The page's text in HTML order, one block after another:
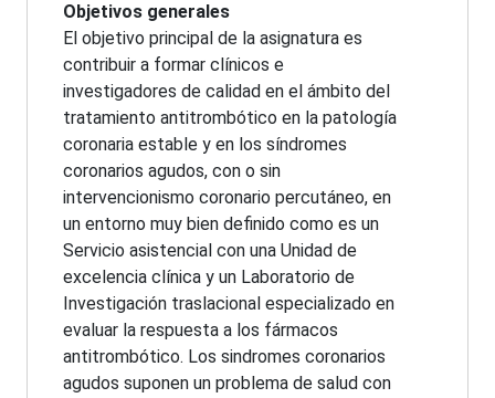
Objetivos generales
El objetivo principal de la asignatura es
contribuir a formar clínicos e
investigadores de calidad en el ámbito del
tratamiento antitrombótico en la patología
coronaria estable y en los síndromes
coronarios agudos, con o sin
intervencionismo coronario percutáneo, en
un entorno muy bien definido como es un
Servicio asistencial con una Unidad de
excelencia clínica y un Laboratorio de
Investigación traslacional especializado en
evaluar la respuesta a los fármacos
antitrombótico. Los sindromes coronarios
agudos suponen un problema de salud con